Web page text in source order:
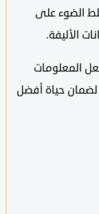
على
حياة أفضل